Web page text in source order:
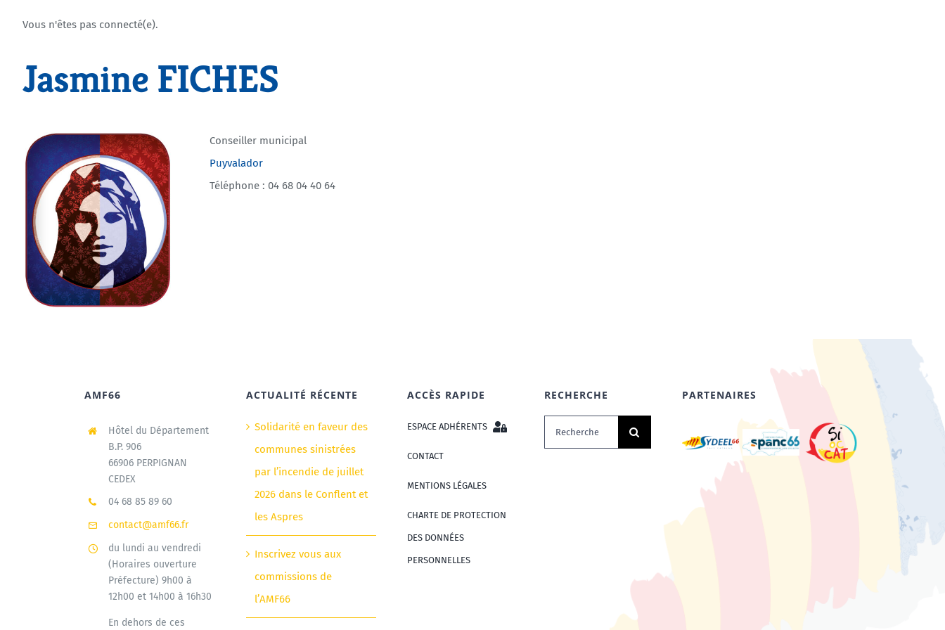
Vous n'êtes pas connecté(e).
Jasmine FICHES
Conseiller municipal
Puyvalador
Téléphone : 04 68 04 40 64
AMF66
Hôtel du Département
B.P. 906
66906 PERPIGNAN
CEDEX
04 68 85 89 60
contact@amf66.fr
du lundi au vendredi
(Horaires ouverture
Préfecture) 9h00 à
12h00 et 14h00 à 16h30
En dehors de ces
ACTUALITÉ RÉCENTE
Solidarité en faveur des
communes sinistrées
par l’incendie de juillet
2026 dans le Conflent et
les Aspres
Inscrivez vous aux
commissions de
l’AMF66
ACCÈS RAPIDE
ESPACE ADHÉRENTS
CONTACT
MENTIONS LÉGALES
CHARTE DE PROTECTION
DES DONNÉES
PERSONNELLES
RECHERCHE
Rechercher:
PARTENAIRES